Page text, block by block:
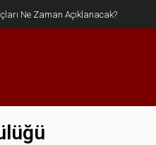
Ne Zaman Açıklanacak?